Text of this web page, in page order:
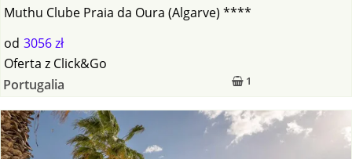
Muthu Clube Praia da Oura (Algarve) ****
od 3056 zł
1
Oferta z Click&Go
Portugalia